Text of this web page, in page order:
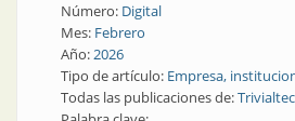
Número: Digital
Mes: Febrero
Año:2026
Tipo de artículo: Empresa,
Todas las publicaciones de: